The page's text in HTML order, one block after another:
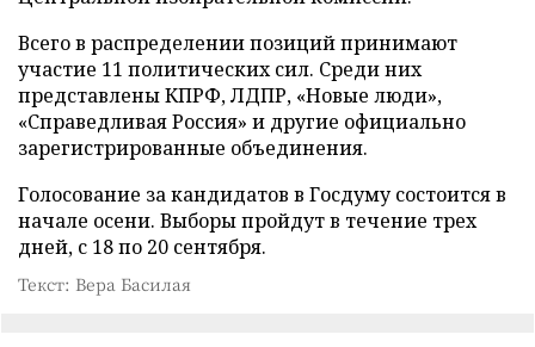
Всего в распределении позиций принимают
участие 11 политических сил. Среди них
представлены КПРФ, ЛДПР, «Новые люди»,
«Справедливая Россия» и другие официально
зарегистрированные объединения.
Голосование за кандидатов в Госдуму состоится в
начале осени. Выборы пройдут в течение трех
дней, с 18 по 20 сентября.
Текст: Вера Басилая